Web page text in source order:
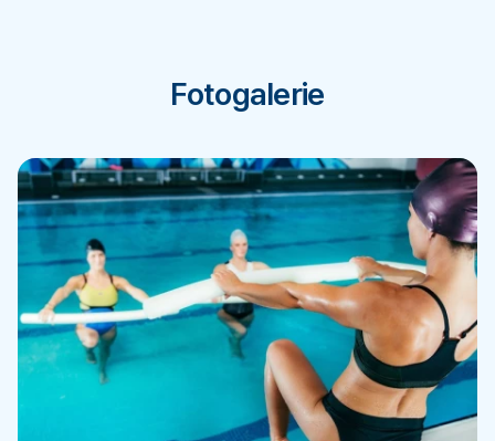
Fotogalerie